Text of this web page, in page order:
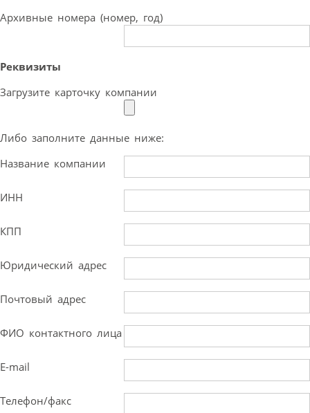
Архивные номера (номер, год)
Реквизиты
Загрузите карточку компании
Либо заполните данные ниже:
Название компании
ИНН
КПП
Юридический адрес
Почтовый адрес
ФИО контактного лица
E-mail
Телефон/факс